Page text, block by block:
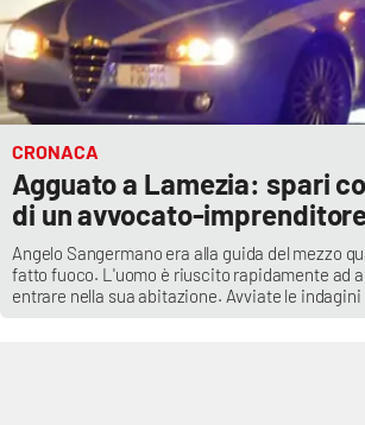
Imprese Di Calabria
Le perfidie di Antonella Grippo
Venti di comunicazione
STREAMING
LaC TV
CRONACA
Agguato a Lamezia: spari
di un avvocato-
Angelo Sangermano era alla guida del mezzo
fatto fuoco. L'uomo è riuscito rapidamente ad
entrare nella sua abitazione. Avviate le indagini